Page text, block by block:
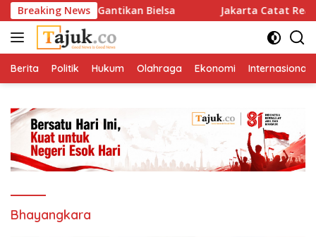
Langsung
ke
konten
Breaking News
Uruguay Gantikan Bielsa Jakarta Catat
Berita Politik Hukum Olahraga Ekonomi Internasional
Bhayangkara